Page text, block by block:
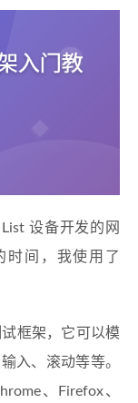
设备开发的网
时间，我使用了
框架，它可以模
入、滚动等等。
、Firefox、